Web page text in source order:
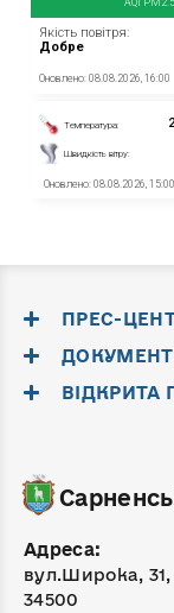
ПРЕС-
ВІДКРИТА
Адреса:
вул.Широка,
34500